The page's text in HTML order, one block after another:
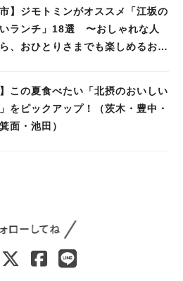
市】ジモトミンがオススメ「江坂の
ランチ」18選 〜おしゃれな人
、おひとりさまでも楽しめるお店
】この夏食べたい「北摂のおいしい
をピックアップ！（茨木・豊中・
面・池田）